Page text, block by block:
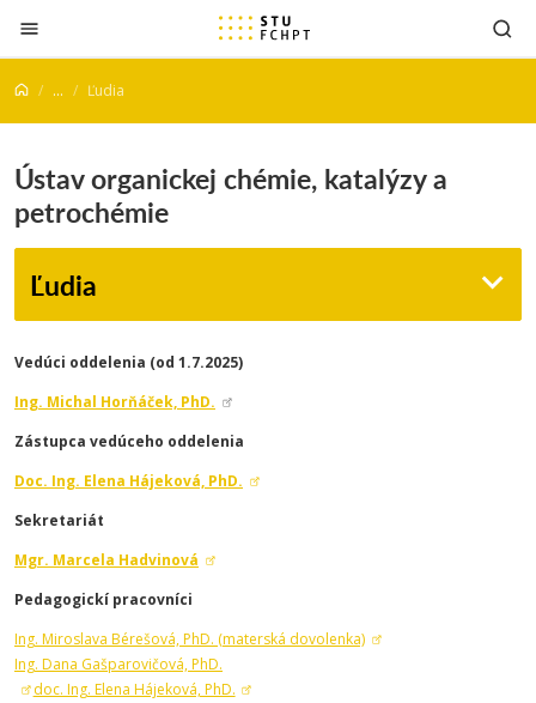
Prejsť na obsah
... Ľudia
Ústav organickej chémie, katalýzy a
petrochémie
Ľudia
Vedúci oddelenia (od 1.7.2025)
Ing. Michal Horňáček, PhD.
Zástupca vedúceho oddelenia
Doc. Ing. Elena Hájeková, PhD.
Sekretariát
Mgr. Marcela Hadvinová
Pedagogickí pracovníci
Ing. Miroslava Bérešová, PhD. (materská dovolenka)
Ing. Dana Gašparovičová, PhD.
doc. Ing. Elena Hájeková, PhD.